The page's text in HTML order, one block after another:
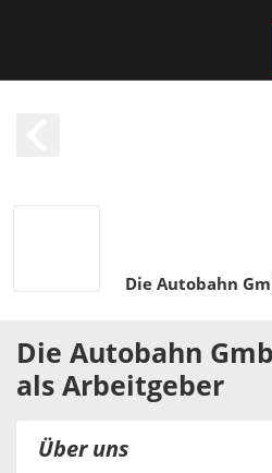
Die Autobahn
Die Autobahn
als Arbeitgeber
Über uns